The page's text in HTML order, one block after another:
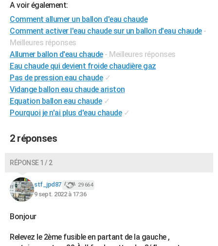
A voir également:
Comment allumer un ballon d'eau chaude
Comment activer l'eau chaude sur un ballon d'eau chaude -
Meilleures réponses
Allumer ballon d'eau chaude - Meilleures réponses
Eau chaude qui devient froide chaudière gaz
Pas de pression eau chaude ✓
Vidange ballon eau chaude ariston
Equation ballon eau chaude ✓
Pourquoi je n'ai plus d'eau chaude ✓
2 réponses
RÉPONSE 1 / 2
stf_jpd87 29 664
9 sept. 2022 à 17:36
Bonjour
Relevez le 2ème fusible en partant de la gauche ,